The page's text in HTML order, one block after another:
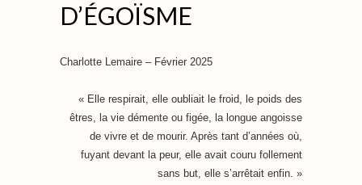
D’ÉGOÏSME
Charlotte Lemaire – Février 2025
« Elle respirait, elle oubliait le froid, le poids des
êtres, la vie démente ou figée, la longue angoisse
de vivre et de mourir. Après tant d’années où,
fuyant devant la peur, elle avait couru follement
sans but, elle s’arrêtait enfin. »